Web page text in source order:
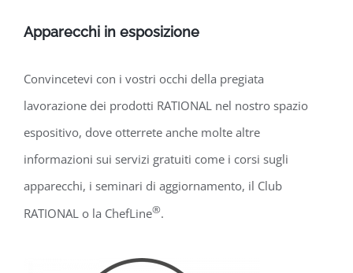
Apparecchi in esposizione
Convincetevi con i vostri occhi della pregiata
lavorazione dei prodotti RATIONAL nel nostro spazio
espositivo, dove otterrete anche molte altre
informazioni sui servizi gratuiti come i corsi sugli
apparecchi, i seminari di aggiornamento, il Club
RATIONAL o la ChefLine®.